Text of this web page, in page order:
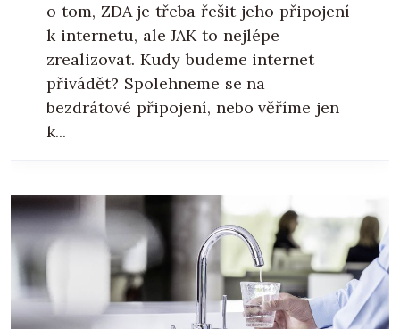
o tom, ZDA je třeba řešit jeho připojení
k internetu, ale JAK to nejlépe
zrealizovat. Kudy budeme internet
přivádět? Spolehneme se na
bezdrátové připojení, nebo věříme jen
k...